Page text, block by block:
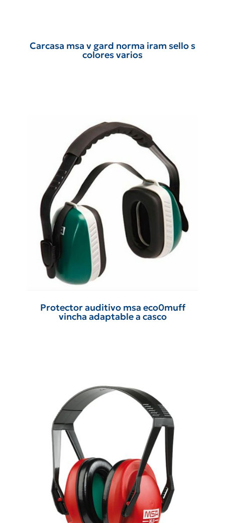
Carcasa msa v gard norma iram sello s
colores varios
Protector auditivo msa eco0muff
vincha adaptable a casco